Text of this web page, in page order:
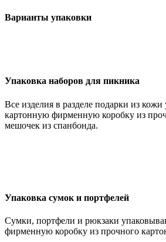
Варианты упаковки
Упаковка наборов для пикника
Все изделия в разделе подарки из
картонную фирменную коробку из
мешочек из спанбонда.
Упаковка сумок и портфелей
Сумки, портфели и рюкзаки
фирменную коробку из прочного